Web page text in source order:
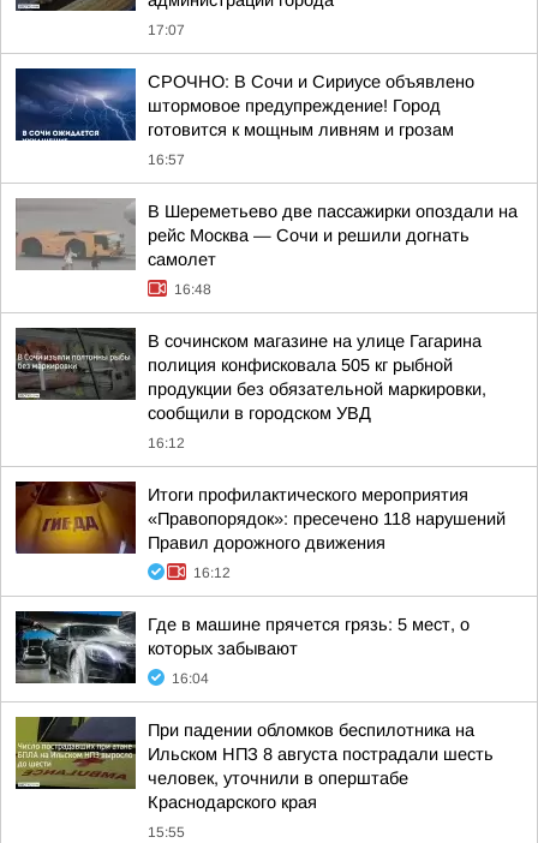
17:07
СРОЧНО: В Сочи и Сириусе объявлено
штормовое предупреждение! Город
готовится к мощным ливням и грозам
16:57
В Шереметьево две пассажирки опоздали на
рейс Москва — Сочи и решили догнать
самолет
16:48
В сочинском магазине на улице Гагарина
полиция конфисковала 505 кг рыбной
продукции без обязательной маркировки,
сообщили в городском УВД
16:12
Итоги профилактического мероприятия
«Правопорядок»: пресечено 118 нарушений
Правил дорожного движения
16:12
Где в машине прячется грязь: 5 мест, о
которых забывают
16:04
При падении обломков беспилотника на
Ильском НПЗ 8 августа пострадали шесть
человек, уточнили в оперштабе
Краснодарского края
15:55